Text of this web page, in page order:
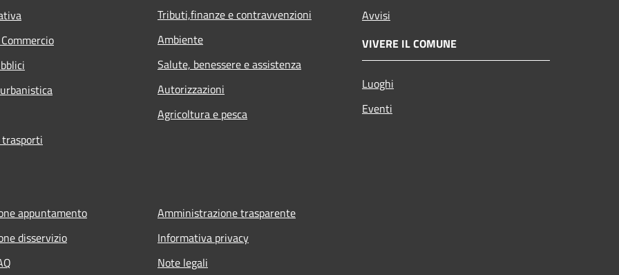
Tributi,finanze e contravvenzioni
Ambiente
Salute, benessere e assistenza
Autorizzazioni
Agricoltura e pesca
Avvisi
VIVERE IL COMUNE
Luoghi
Eventi
appuntamento
disservizio
Amministrazione trasparente
Informativa privacy
Note legali